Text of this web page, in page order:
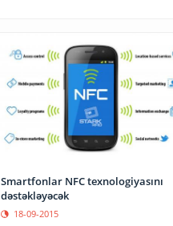
Smartfonlar NFC texnologiyasını
dəstəkləyəcək
18-09-2015